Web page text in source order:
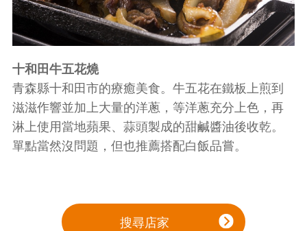
十和田牛五花燒
青森縣十和田市的療癒美食。牛五花在鐵板上煎到
滋滋作響並加上大量的洋蔥，等洋蔥充分上色，再
淋上使用當地蘋果、蒜頭製成的甜鹹醬油後收乾。
單點當然沒問題，但也推薦搭配白飯品嘗。
搜尋店家